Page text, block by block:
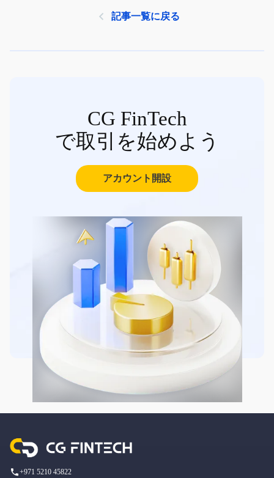
記事一覧に戻る
CG FinTech
で取引を始めよう
アカウント開設
+971 5210 45822